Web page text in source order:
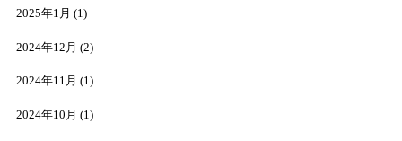
2025年1月 (1)
2024年12月 (2)
2024年11月 (1)
2024年10月 (1)